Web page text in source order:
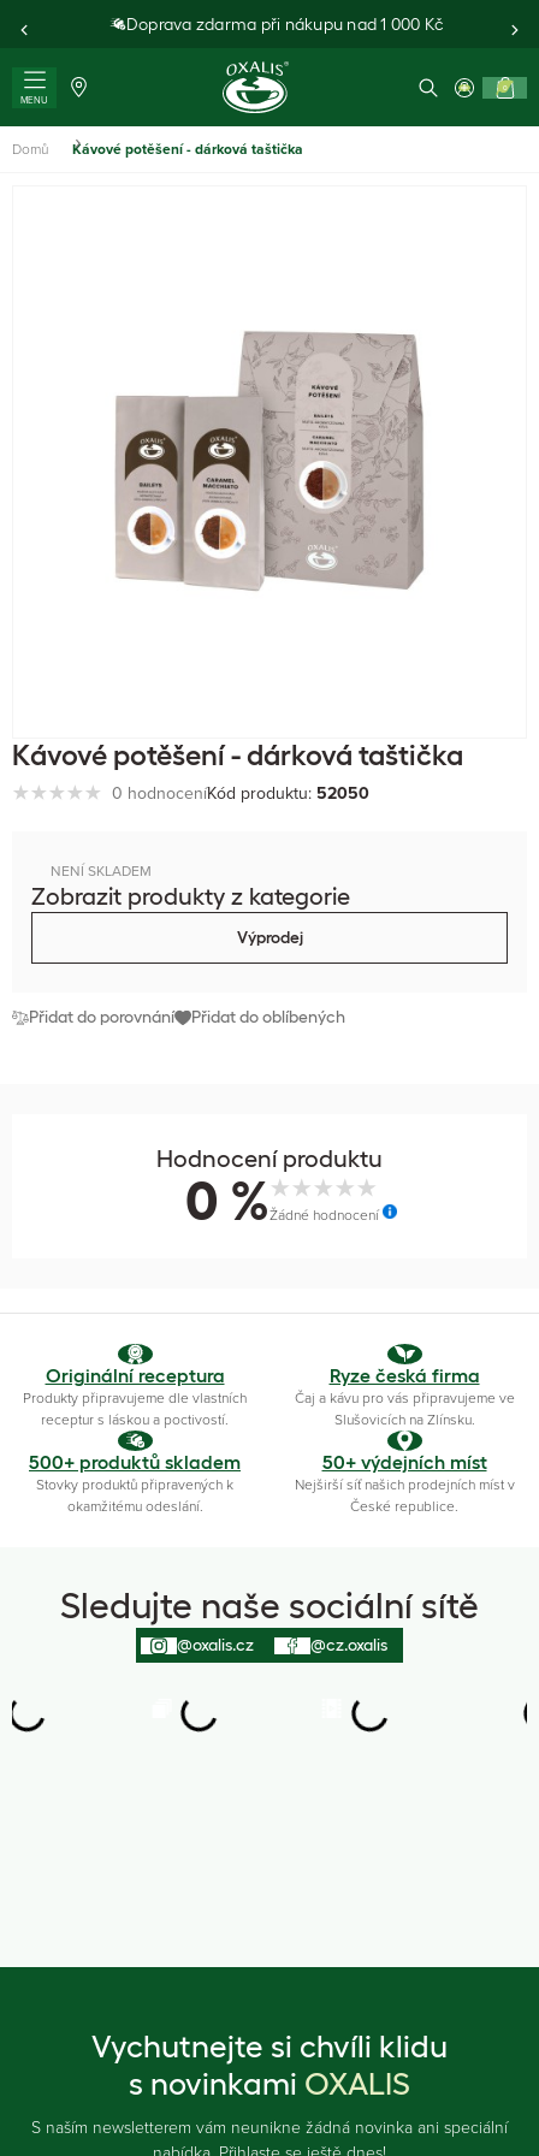
Doprava zdarma při nákupu nad 1 000 Kč
MENU
0
Domů Kávové potěšení - dárková taštička
Kávové potěšení - dárková taštička
0 hodnoceníKód produktu: 52050
NENÍ SKLADEM
Zobrazit produkty z kategorie
Výprodej
Přidat do porovnání Přidat do oblíbených
Hodnocení produktu
0 %Žádné hodnocení
Originální receptura
Produkty připravujeme dle vlastních
receptur s láskou a poctivostí.
Ryze česká firma
Čaj a kávu pro vás připravujeme ve
Slušovicích na Zlínsku.
500+ produktů skladem
Stovky produktů připravených k
okamžitému odeslání.
50+ výdejních míst
Nejširší síť našich prodejních míst v
České republice.
Sledujte naše sociální sítě
@oxalis.cz @cz.oxalis
Vychutnejte si chvíli klidu
s novinkami OXALIS
S naším newsletterem vám neunikne žádná novinka ani speciální